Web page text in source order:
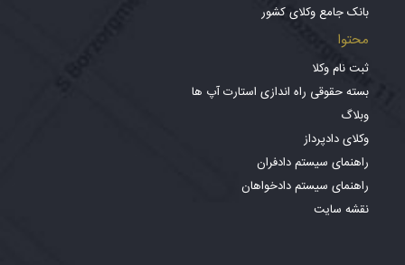
بانک جامع وکلای کشور
محتوا
ثبت نام وکلا
بسته حقوقی راه اندازی استارت آپ ها
وبلاگ
وکلای دادپرداز
راهنمای سیستم دادفران
راهنمای سیستم دادخواهان
نقشه سایت